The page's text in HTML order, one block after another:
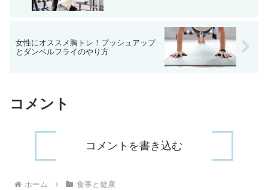
女性にオススメ胸トレ！プッシュアップ
とダンベルフライのやり方
コメント
コメントを書き込む
ホーム 食事と健康